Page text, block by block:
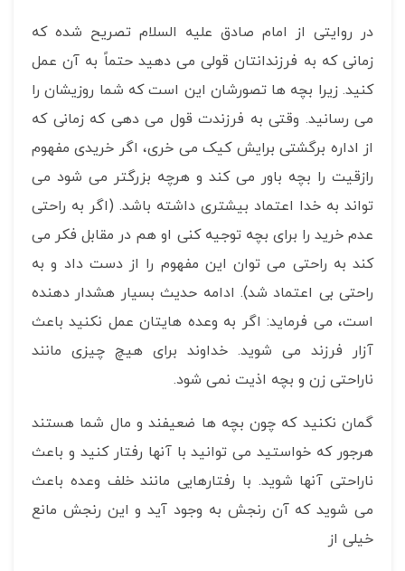
در روایتی از امام صادق علیه السلام تصریح شده که
زمانی که به فرزندانتان قولی می دهید حتماً به آن عمل
کنید. زیرا بچه ها تصورشان این است که شما روزیشان را
می رسانید. وقتی به فرزندت قول می دهی که زمانی که
از اداره برگشتی برایش کیک می خری، اگر خریدی مفهوم
رازقیت را بچه باور می کند و هرچه بزرگتر می شود می
تواند به خدا اعتماد بیشتری داشته باشد. (اگر به راحتی
عدم خرید را برای بچه توجیه کنی او هم در مقابل فکر می
کند به راحتی می توان این مفهوم را از دست داد و به
راحتی بی اعتماد شد). ادامه حدیث بسیار هشدار دهنده
است، می فرماید: اگر به وعده هایتان عمل نکنید باعث
آزار فرزند می شوید. خداوند برای هیچ چیزی مانند
ناراحتی زن و بچه اذیت نمی شود.
گمان نکنید که چون بچه ها ضعیفند و مال شما هستند
هرجور که خواستید می توانید با آنها رفتار کنید و باعث
ناراحتی آنها شوید. با رفتارهایی مانند خلف وعده باعث
می شوید که آن رنجش به وجود آید و این رنجش مانع
خیلی از